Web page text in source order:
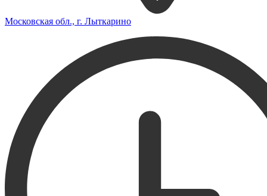
Московская обл., г. Лыткарино